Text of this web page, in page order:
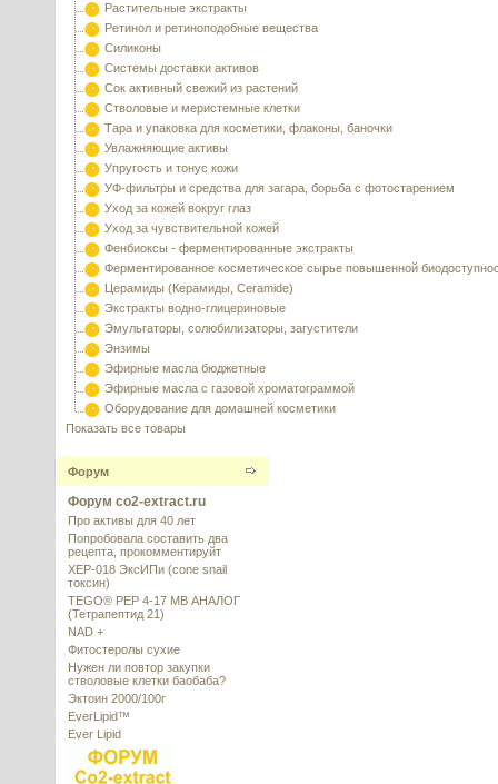
Растительные экстракты
Ретинол и ретиноподобные вещества
Силиконы
Системы доставки активов
Сок активный свежий из растений
Стволовые и меристемные клетки
Тара и упаковка для косметики, флаконы, баночки
Увлажняющие активы
Упругость и тонус кожи
УФ-фильтры и средства для загара, борьба с фотостарением
Уход за кожей вокруг глаз
Уход за чувствительной кожей
Фенбиоксы - ферментированные экстракты
Ферментированное косметическое сырье повышенной
Церамиды (Керамиды, Ceramide)
Экстракты водно-глицериновые
Эмульгаторы, солюбилизаторы, загустители
Энзимы
Эфирные масла бюджетные
Эфирные масла с газовой хроматограммой
Оборудование для домашней косметики
Показать все товары
Форум
Форум co2-extract.ru
Про активы для 40 лет
Попробовала составить два
рецепта, прокомментируйт
XEP-018 ЭксИПи (cone snail
токсин)
TEGO® PEP 4-17 MB АНАЛОГ
(Тетрапептид 21)
NAD +
Фитостеролы сухие
Нужен ли повтор закупки
стволовые клетки баобаба?
Эктоин 2000/100г
EverLipid™
Ever Lipid